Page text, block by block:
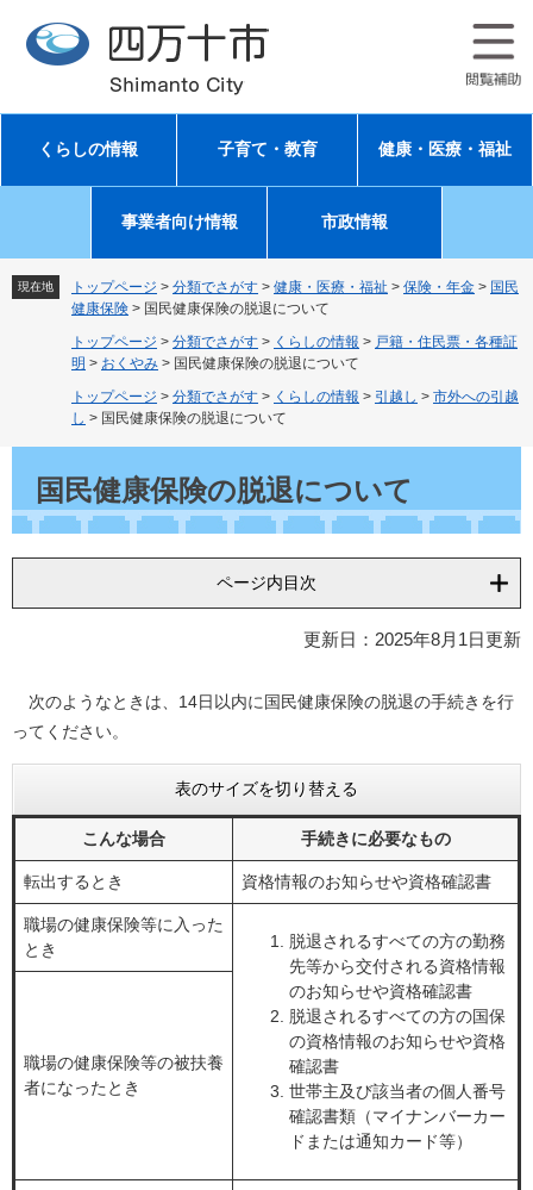
先
す
を
し
文
くらしの情報 子育て・教育 健康・医療・福祉
事業者向け情報 市政情報
現在地 トップページ > 分類でさがす > 健康・医療・福祉 > 保険・年金 > 国民
健康保険 > 国民健康保険の脱退について
トップページ > 分類でさがす > くらしの情報 > 戸籍・住民票・各種証
明 > おくやみ > 国民健康保険の脱退について
トップページ > 分類でさがす > くらしの情報 > 引越し > 市外への引越
し > 国民健康保険の脱退について
国民健康保険の脱退について
ページ内目次
更新日：2025年8月1日更新
次のようなときは、14日以内に国民健康保険の脱退の手続きを行
ってください。
表のサイズを切り替える
こんな場合 手続きに必要なもの
転出するとき 資格情報のお知らせや資格確認書
職場の健康保険等に入った
とき
脱退されるすべての方の勤務
先等から交付される資格情報
のお知らせや資格確認書
脱退されるすべての方の国保
の資格情報のお知らせや資格
確認書
世帯主及び該当者の個人番号
確認書類（マイナンバーカー
ドまたは通知カード等）
職場の健康保険等の被扶養
者になったとき